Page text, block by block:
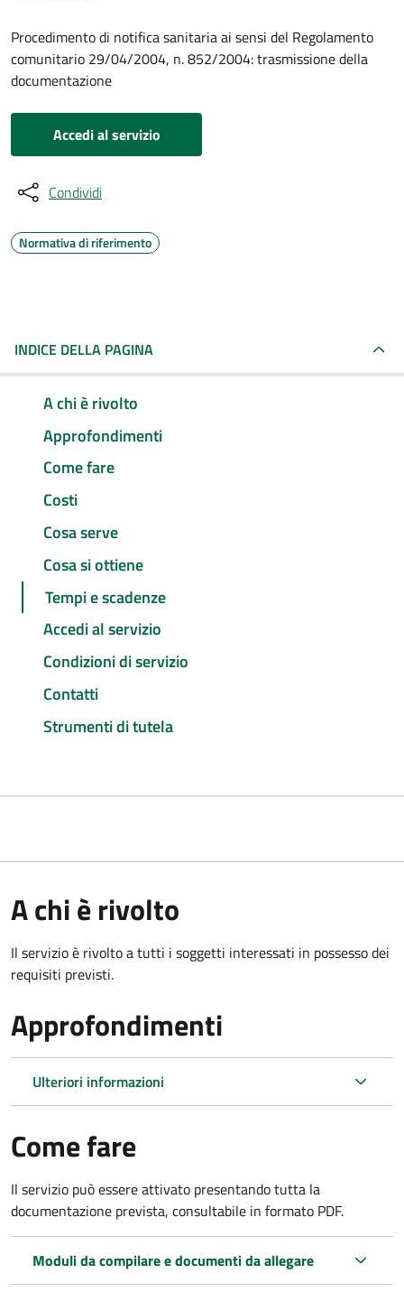
Procedimento di notifica sanitaria ai sensi del Regolamento
comunitario 29/04/2004, n. 852/2004: trasmissione della
documentazione
Accedi al servizio
Condividi
Normativa di riferimento
INDICE DELLA PAGINA
A chi è rivolto
Approfondimenti
Come fare
Costi
Cosa serve
Cosa si ottiene
Tempi e scadenze
Accedi al servizio
Condizioni di servizio
Contatti
Strumenti di tutela
A chi è rivolto
Il servizio è rivolto a tutti i soggetti interessati in possesso dei
requisiti previsti.
Approfondimenti
Ulteriori informazioni
Come fare
Il servizio può essere attivato presentando tutta la
documentazione prevista, consultabile in formato PDF.
Moduli da compilare e documenti da allegare